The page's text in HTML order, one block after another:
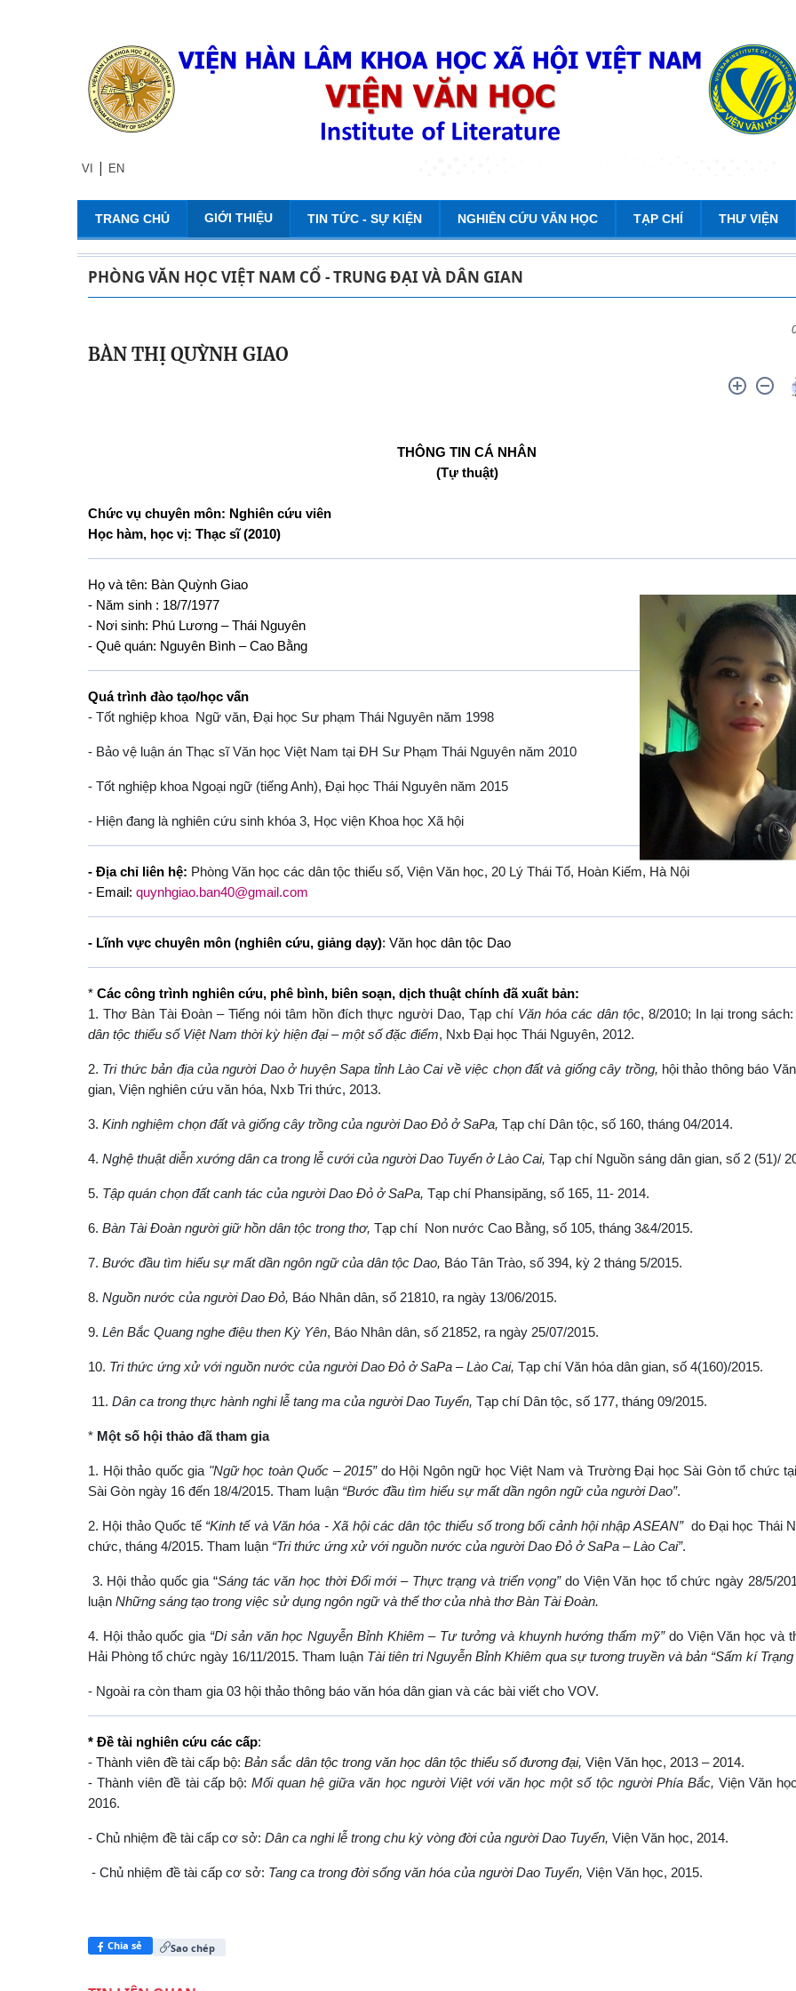
VI | EN
TRANG CHỦ GIỚI THIỆU TIN TỨC - SỰ KIỆN NGHIÊN CỨU VĂN HỌC TẠP CHÍ THƯ VIỆN
PHÒNG VĂN HỌC VIỆT NAM CỔ - TRUNG ĐẠI VÀ DÂN GIAN
BÀN THỊ QUỲNH GIAO
THÔNG TIN CÁ NHÂN
(Tự thuật)
Chức vụ chuyên môn: Nghiên cứu viên
Học hàm, học vị: Thạc sĩ (2010)
Họ và tên: Bàn Quỳnh Giao
- Năm sinh : 18/7/1977
- Nơi sinh: Phú Lương – Thái Nguyên
- Quê quán: Nguyên Bình – Cao Bằng
Quá trình đào tạo/học vấn
- Tốt nghiệp khoa Ngữ văn, Đại học Sư phạm Thái Nguyên năm 1998
- Bảo vệ luận án Thạc sĩ Văn học Việt Nam tại ĐH Sư Phạm Thái Nguyên năm 2010
- Tốt nghiệp khoa Ngoại ngữ (tiếng Anh), Đại học Thái Nguyên năm 2015
- Hiện đang là nghiên cứu sinh khóa 3, Học viện Khoa học Xã hội
- Địa chỉ liên hệ: Phòng Văn học các dân tộc thiểu số, Viện Văn học, 20 Lý Thái Tổ, Hoàn Kiếm, Hà Nội
- Email: quynhgiao.ban40@gmail.com
- Lĩnh vực chuyên môn (nghiên cứu, giảng dạy): Văn học dân tộc Dao
* Các công trình nghiên cứu, phê bình, biên soạn, dịch thuật chính đã xuất bản:
1. Thơ Bàn Tài Đoàn – Tiếng nói tâm hồn đích thực người Dao, Tạp chí Văn hóa các dân tộc, 8/2010; In lại trong sách:
dân tộc thiểu số Việt Nam thời kỳ hiện đại – một số đặc điểm, Nxb Đại học Thái Nguyên, 2012.
2. Tri thức bản địa của người Dao ở huyện Sapa tỉnh Lào Cai về việc chọn đất và giống cây trồng, hội thảo thông báo
gian, Viện nghiên cứu văn hóa, Nxb Tri thức, 2013.
3. Kinh nghiệm chọn đất và giống cây trồng của người Dao Đỏ ở SaPa, Tạp chí Dân tộc, số 160, tháng 04/2014.
4. Nghệ thuật diễn xướng dân ca trong lễ cưới của người Dao Tuyển ở Lào Cai, Tạp chí Nguồn sáng dân gian, số 2 (51)/
5. Tập quán chọn đất canh tác của người Dao Đỏ ở SaPa, Tạp chí Phansipăng, số 165, 11- 2014.
6. Bàn Tài Đoàn người giữ hồn dân tộc trong thơ, Tạp chí Non nước Cao Bằng, số 105, tháng 3&4/2015.
7. Bước đầu tìm hiểu sự mất dần ngôn ngữ của dân tộc Dao, Báo Tân Trào, số 394, kỳ 2 tháng 5/2015.
8. Nguồn nước của người Dao Đỏ, Báo Nhân dân, số 21810, ra ngày 13/06/2015.
9. Lên Bắc Quang nghe điệu then Kỳ Yên, Báo Nhân dân, số 21852, ra ngày 25/07/2015.
10. Tri thức ứng xử với nguồn nước của người Dao Đỏ ở SaPa – Lào Cai, Tạp chí Văn hóa dân gian, số 4(160)/2015.
11. Dân ca trong thực hành nghi lễ tang ma của người Dao Tuyển, Tạp chí Dân tộc, số 177, tháng 09/2015.
* Một số hội thảo đã tham gia
1. Hội thảo quốc gia "Ngữ học toàn Quốc – 2015”do Hội Ngôn ngữ học Việt Nam và Trường Đại học Sài Gòn tổ chức
Sài Gòn ngày 16 đến 18/4/2015. Tham luận “Bước đầu tìm hiểu sự mất dần ngôn ngữ của người Dao”.
2. Hội thảo Quốc tế “Kinh tế và Văn hóa - Xã hội các dân tộc thiểu số trong bối cảnh hội nhập ASEAN”do Đại học Thái
chức, tháng 4/2015. Tham luận “Tri thức ứng xử với nguồn nước của người Dao Đỏ ở SaPa – Lào Cai”.
3. Hội thảo quốc gia “Sáng tác văn học thời Đổi mới – Thực trạng và triển vọng”do Viện Văn học tổ chức ngày 28/5/
luận Những sáng tạo trong việc sử dụng ngôn ngữ và thể thơ của nhà thơ Bàn Tài Đoàn.
4. Hội thảo quốc gia “Di sản văn học Nguyễn Bỉnh Khiêm – Tư tưởng và khuynh hướng thẩm mỹ” do Viện Văn học và
Hải Phòng tổ chức ngày 16/11/2015. Tham luận Tài tiên tri Nguyễn Bỉnh Khiêm qua sự tương truyền và bản “Sấm kí Trạng
- Ngoài ra còn tham gia 03 hội thảo thông báo văn hóa dân gian và các bài viết cho VOV.
* Đề tài nghiên cứu các cấp:
- Thành viên đề tài cấp bộ: Bản sắc dân tộc trong văn học dân tộc thiểu số đương đại, Viện Văn học, 2013 – 2014.
- Thành viên đề tài cấp bộ: Mối quan hệ giữa văn học người Việt với văn học một số tộc người Phía Bắc, Viện Văn
2016.
- Chủ nhiệm đề tài cấp cơ sở: Dân ca nghi lễ trong chu kỳ vòng đời của người Dao Tuyển, Viện Văn học, 2014.
- Chủ nhiệm đề tài cấp cơ sở: Tang ca trong đời sống văn hóa của người Dao Tuyển, Viện Văn học, 2015.
Chia sẻ Sao chép